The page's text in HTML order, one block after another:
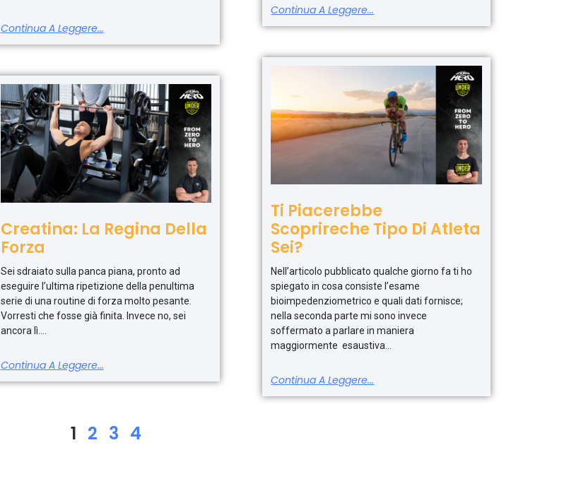
Continua A Leggere...
Continua A Leggere...
Creatina: La Regina Della
Forza
Sei sdraiato sulla panca piana, pronto ad
eseguire l’ultima ripetizione della penultima
serie di una routine di forza molto pesante.
Vorresti che fosse già finita. Invece no, sei
ancora lì.
Continua A Leggere...
Ti Piacerebbe
Scoprireche Tipo Di Atleta
Sei?
Nell’articolo pubblicato qualche giorno fa ti ho
spiegato in cosa consiste l’esame
bioimpedenziometrico e quali dati fornisce;
nella seconda parte mi sono invece
soffermato a parlare in maniera
maggiormente esaustiva
Continua A Leggere...
1 2 3 4